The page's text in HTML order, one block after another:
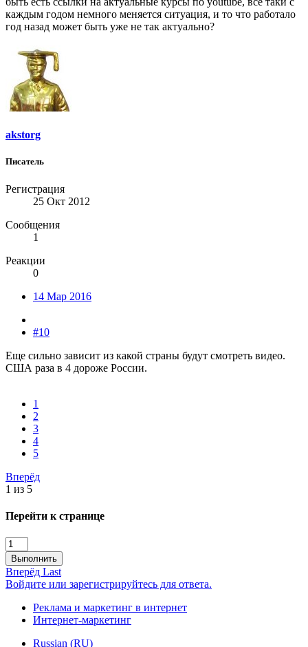
каждым годом немного меняется ситуация, и то что работало
год назад может быть уже не так актуально?
akstorg
Писатель
Регистрация
25 Окт 2012
Сообщения
1
Реакции
0
14 Мар 2016
#10
Еще сильно зависит из какой страны будут смотреть видео.
США раза в 4 дороже России.
1
2
3
4
5
Вперёд
1 из 5
Перейти к странице
Выполнить
Вперёд Last
Войдите или зарегистрируйтесь для ответа.
Реклама и маркетинг в интернет
Интернет-маркетинг
Russian (RU)